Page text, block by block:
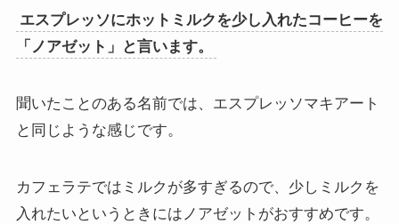
エスプレッソにホットミルクを少し入れたコーヒーを
「ノアゼット」と言います。
聞いたことのある名前では、エスプレッソマキアート
と同じような感じです。
カフェラテではミルクが多すぎるので、少しミルクを
入れたいというときにはノアゼットがおすすめです。